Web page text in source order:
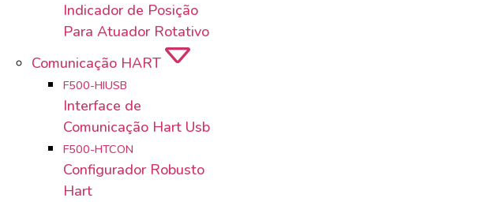
Indicador de Posição
Para Atuador Rotativo
Comunicação HART
F500-HIUSB
Interface de
Comunicação Hart Usb
F500-HTCON
Configurador Robusto
Hart